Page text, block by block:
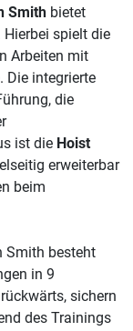
Smith bietet
spielt die
Arbeiten mit
Die integrierte
die
ist die Hoist
erweiterbar
beim
Smith besteht
in 9
sichern
des Trainings